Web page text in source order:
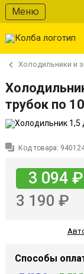
Меню
Холодильники и
трубок по
Код товара:
3 094 ₽
3 190 ₽
Способы